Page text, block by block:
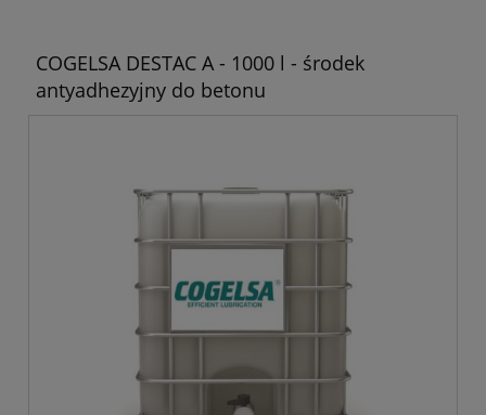
COGELSA DESTAC A - 1000 l - środek
antyadhezyjny do betonu